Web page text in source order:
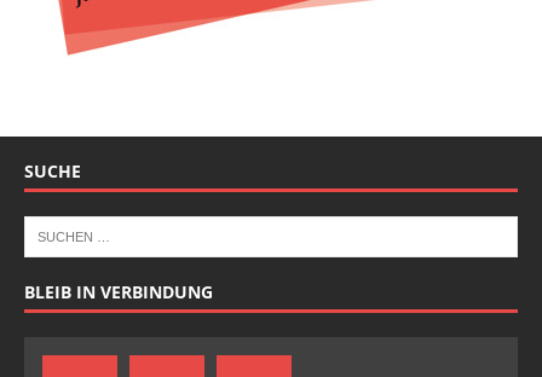
SUCHE
BLEIB IN VERBINDUNG